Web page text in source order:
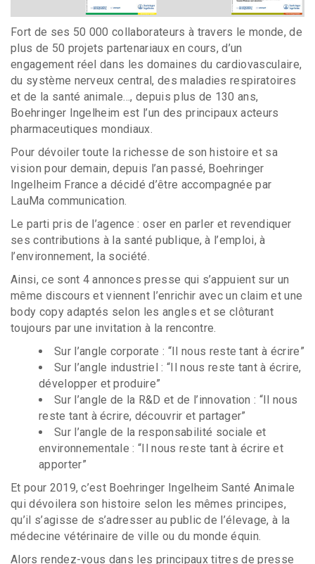
Fort de ses 50 000 collaborateurs à travers le monde, de
plus de 50 projets partenariaux en cours, d’un
engagement réel dans les domaines du cardiovasculaire,
du système nerveux central, des maladies respiratoires
et de la santé animale…, depuis plus de 130 ans,
Boehringer Ingelheim est l’un des principaux acteurs
pharmaceutiques mondiaux.
Pour dévoiler toute la richesse de son histoire et sa
vision pour demain, depuis l’an passé, Boehringer
Ingelheim France a décidé d’être accompagnée par
LauMa communication.
Le parti pris de l’agence : oser en parler et revendiquer
ses contributions à la santé publique, à l’emploi, à
l’environnement, la société.
Ainsi, ce sont 4 annonces presse qui s’appuient sur un
même discours et viennent l’enrichir avec un claim et une
body copy adaptés selon les angles et se clôturant
toujours par une invitation à la rencontre.
Sur l’angle corporate : “Il nous reste tant à écrire”
Sur l’angle industriel : “Il nous reste tant à écrire,
développer et produire”
Sur l’angle de la R&D et de l’innovation : “Il nous
reste tant à écrire, découvrir et partager”
Sur l’angle de la responsabilité sociale et
environnementale : “Il nous reste tant à écrire et
apporter”
Et pour 2019, c’est Boehringer Ingelheim Santé Animale
qui dévoilera son histoire selon les mêmes principes,
qu’il s’agisse de s’adresser au public de l’élevage, à la
médecine vétérinaire de ville ou du monde équin.
Alors rendez-vous dans les principaux titres de presse